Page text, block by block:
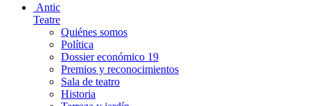
Antic
Teatre
Quiénes somos
Política
Dossier económico 19
Premios y reconocimientos
Sala de teatro
Historia